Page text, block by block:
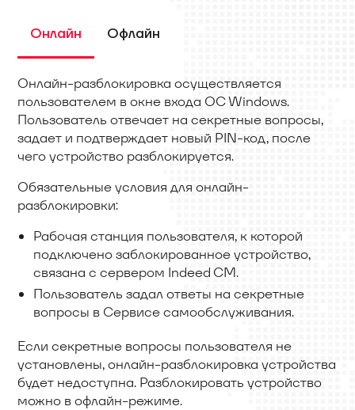
Онлайн Офлайн
Онлайн-разблокировка осуществляется
пользователем в окне входа ОС Windows.
Пользователь отвечает на секретные вопросы,
задает и подтверждает новый PIN-код, после
чего устройство разблокируется.
Обязательные условия для онлайн-
разблокировки:
Рабочая станция пользователя, к которой
подключено заблокированное устройство,
связана с сервером Indeed CM.
Пользователь задал ответы на секретные
вопросы в Сервисе самообслуживания.
Если секретные вопросы пользователя не
установлены, онлайн-разблокировка устройства
будет недоступна. Разблокировать устройство
можно в офлайн-режиме.